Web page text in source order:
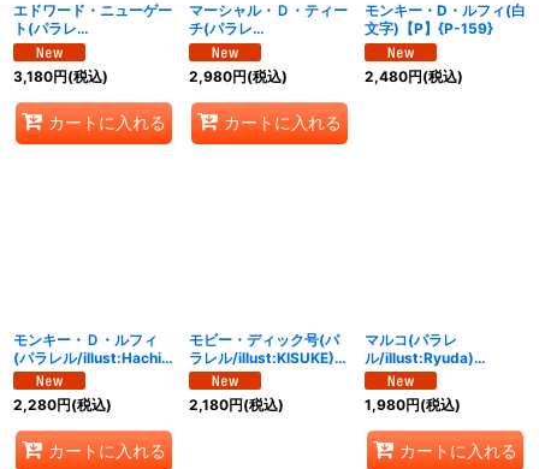
エドワード・ニューゲー
ト(パラレ
ル/illust:Bashikou)
【SR/P】{OP16-003}
3,180円(税込)
カートに入れる
マーシャル・Ｄ・ティー
チ(パラレ
ル/illust:Matsumoto
Akira)【L/P】{OP16-
080}
2,980円(税込)
カートに入れる
モンキー・D・ルフィ(白
文字)【P】{P-159}
2,480円(税込)
モンキー・Ｄ・ルフィ
(パラレル/illust:Hachi
Takashi)【R/P】
{OP16-034}
2,280円(税込)
カートに入れる
モビー・ディック号(パ
ラレル/illust:KISUKE)
【R/P】{OP16-021}
2,180円(税込)
マルコ(パラレ
ル/illust:Ryuda)
【R/P】{OP16-014}
1,980円(税込)
カートに入れる